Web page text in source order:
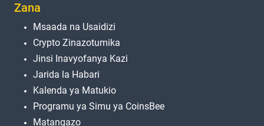
Zana
Msaada na Usaidizi
Crypto Zinazotumika
Jinsi Inavyofanya Kazi
Jarida la Habari
Kalenda ya Matukio
Programu ya Simu ya CoinsBee
Matangazo